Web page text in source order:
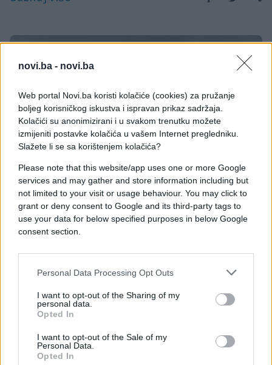
novi.ba - novi.ba
Web portal Novi.ba koristi kolačiće (cookies) za pružanje
boljeg korisničkog iskustva i ispravan prikaz sadržaja.
Kolačići su anonimizirani i u svakom trenutku možete
izmijeniti postavke kolačića u vašem Internet pregledniku.
Slažete li se sa korištenjem kolačića?
Please note that this website/app uses one or more Google
services and may gather and store information including but
not limited to your visit or usage behaviour. You may click to
grant or deny consent to Google and its third-party tags to
use your data for below specified purposes in below Google
consent section.
Personal Data Processing Opt Outs
I want to opt-out of the Sharing of my
personal data.
Opted In
I want to opt-out of the Sale of my
Personal Data.
Opted In
KIOSK
12.04.18. 11:06
od svakodnevnice sa CityDeal-om!
Saznaj više